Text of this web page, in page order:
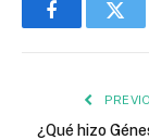
Facebook
¿Qué hizo